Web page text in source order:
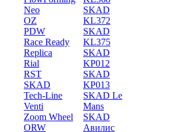
Neo
OZ
PDW
Race Ready
Replica
Rial
RST
SKAD
Tech-Line
Venti
Zoom Wheel
ORW
SKAD
KL372
SKAD
KL375
SKAD
KP012
SKAD
KP013
SKAD Le
Mans
SKAD
Авилис